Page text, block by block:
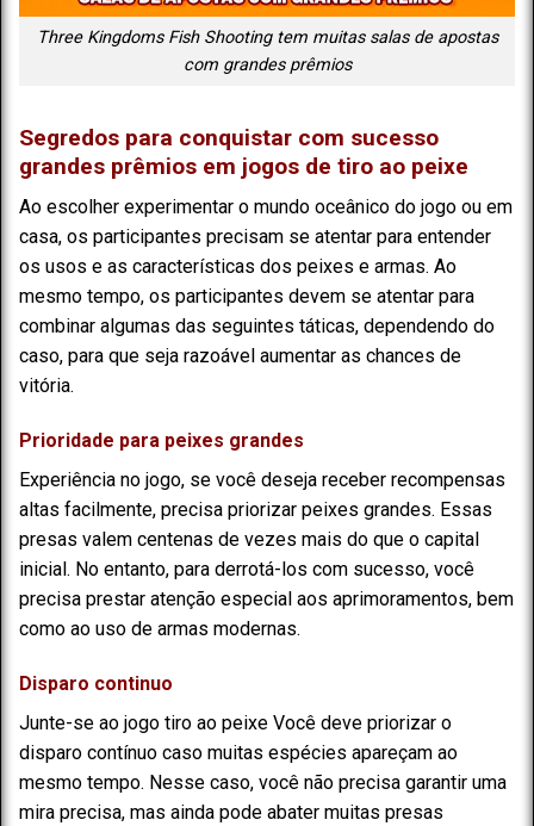
Three Kingdoms Fish Shooting tem muitas salas de apostas
com grandes prêmios
Segredos para conquistar com sucesso
grandes prêmios em jogos de tiro ao peixe
Ao escolher experimentar o mundo oceânico do jogo ou em
casa, os participantes precisam se atentar para entender
os usos e as características dos peixes e armas. Ao
mesmo tempo, os participantes devem se atentar para
combinar algumas das seguintes táticas, dependendo do
caso, para que seja razoável aumentar as chances de
vitória.
Prioridade para peixes grandes
Experiência no jogo, se você deseja receber recompensas
altas facilmente, precisa priorizar peixes grandes. Essas
presas valem centenas de vezes mais do que o capital
inicial. No entanto, para derrotá-los com sucesso, você
precisa prestar atenção especial aos aprimoramentos, bem
como ao uso de armas modernas.
Disparo continuo
Junte-se ao jogo tiro ao peixe Você deve priorizar o
disparo contínuo caso muitas espécies apareçam ao
mesmo tempo. Nesse caso, você não precisa garantir uma
mira precisa, mas ainda pode abater muitas presas